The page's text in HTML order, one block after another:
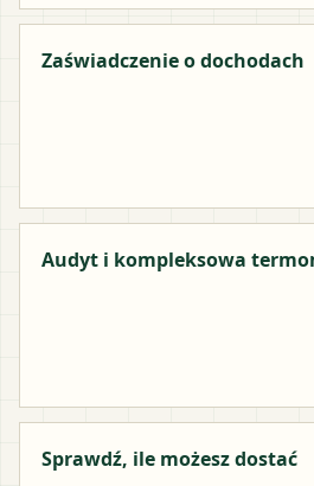
Zaświadczenie o dochodach
Audyt i kompleksowa
Sprawdź, ile możesz dostać